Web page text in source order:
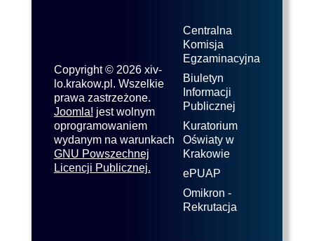
Copyright © 2026 xiv-
lo.krakow.pl. Wszelkie
prawa zastrzeżone.
Joomla! jest wolnym
oprogramowaniem
wydanym na warunkach
GNU Powszechnej
Licencji Publicznej.
Centralna
Komisja
Egzaminacyjna
Biuletyn
Informacji
Publicznej
Kuratorium
Oświaty w
Krakowie
ePUAP
Omikron -
Rekrutacja